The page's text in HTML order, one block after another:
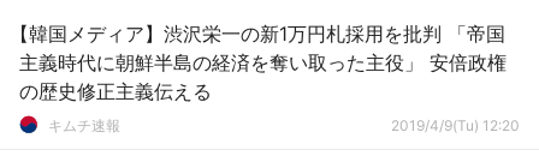
【韓国メディア】渋沢栄一の新1万円札採用を批判 「帝国
主義時代に朝鮮半島の経済を奪い取った主役」 安倍政権
の歴史修正主義伝える
キムチ速報 2019/4/9(Tu) 12:20